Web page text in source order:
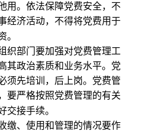
用。依法保障党费安全，不
经济活动，不得将党费用于
。
部门要加强对党费管理工
其政治素质和业务水平。党
须先培训，后上岗。党费管
要严格按照党费管理的有关
交接手续。
、使用和管理的情况要作